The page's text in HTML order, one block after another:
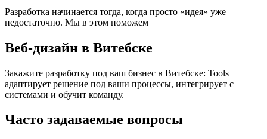
Разработка начинается тогда, когда просто «идея» уже
недостаточно. Мы в этом поможем
Веб-дизайн в Витебске
Закажите разработку под ваш бизнес в Витебске: Tools
адаптирует решение под ваши процессы, интегрирует с
системами и обучит команду.
Часто задаваемые вопросы